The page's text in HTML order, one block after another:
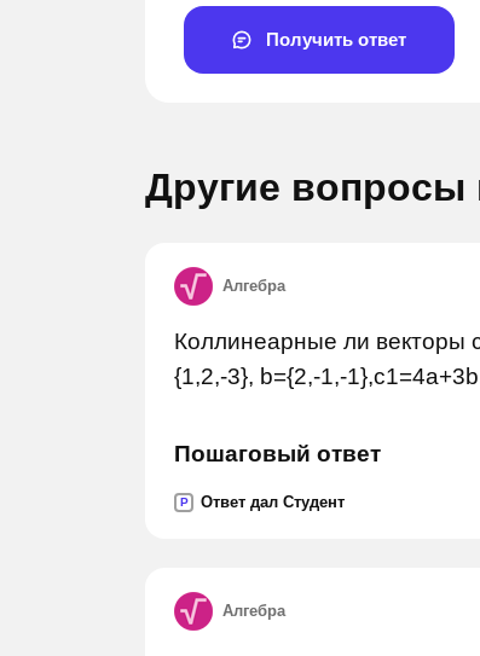
Получить ответ
Другие вопросы
Алгебра
Коллинеарные ли векторы
{1,2,-3}, b={2,-1,-
Пошаговый ответ
P Ответ дал Студент
Алгебра
Задай вопрос